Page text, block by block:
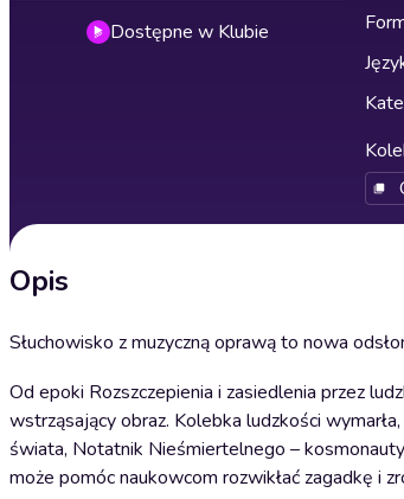
Dostępne w Klubie
Opis
Słuchowisko z muzyczną oprawą to nowa
Od epoki Rozszczepienia i zasiedlenia przez
wstrząsający obraz. Kolebka ludzkości
świata, Notatnik Nieśmiertelnego –
może pomóc naukowcom rozwikłać zagadkę i